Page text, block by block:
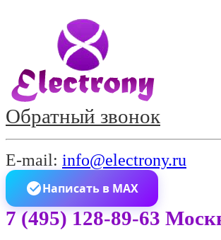
Обратный звонок
E-mail: info@electrony.ru
Написать в MAX
7 (495) 128-89-63